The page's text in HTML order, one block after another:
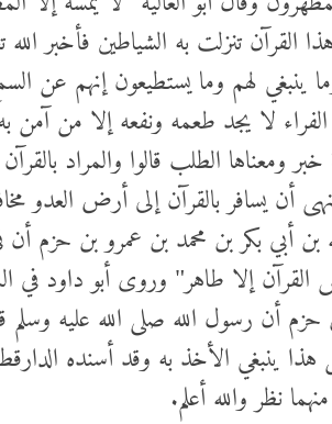
تنزلت به الشياطين فأخبر
ينبغي لهم وما يستطيعون إنهم عن
لا يجد طعمه ونفعه إلا من
ومعناها الطلب قالوا والمراد
أن يسافر بالقرآن إلى أرض العدو
أبي بكر بن محمد بن عمرو بن حزم
إلا طاهر" وروى أبو داود
أن رسول الله صلى الله عليه
هذا ينبغي الأخذ به وقد أسنده
نظر والله أعلم.